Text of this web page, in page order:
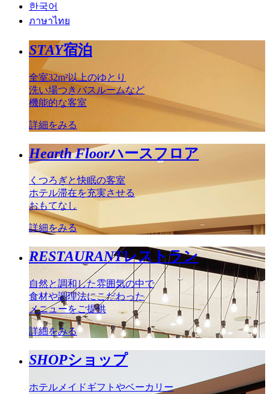
한국어
ภาษาไทย
STAY宿泊
全室32m²以上のゆとり
洗い場つきバスルームなど
機能的な客室
詳細をみる
Hearth Floorハースフロア
くつろぎと快眠の客室
ホテル滞在を充実させる
おもてなし
詳細をみる
RESTAURANTレストラン
自然と調和した雰囲気の中で
食材や調理法にこだわった
メニューをご提供
詳細をみる
SHOPショップ
ホテルメイドギフトやベーカリー